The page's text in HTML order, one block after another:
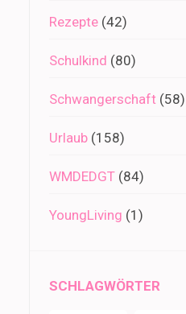
Rezepte (42)
Schulkind (80)
Schwangerschaft (58)
Urlaub (158)
WMDEDGT (84)
YoungLiving (1)
SCHLAGWÖRTER